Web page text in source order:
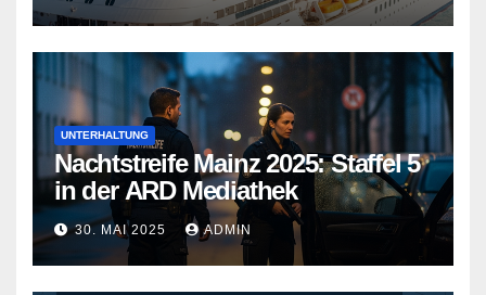
UNTERHALTUNG
Nachtstreife Mainz 2025: Staffel 5
in der ARD Mediathek
30. MAI 2025 ADMIN